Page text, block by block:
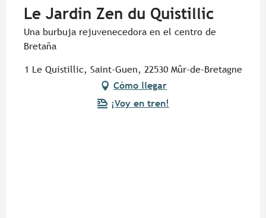
Le Jardin Zen du Quistillic
Una burbuja rejuvenecedora en el centro de
Bretaña
1 Le Quistillic, Saint-Guen, 22530 Mûr-de-Bretagne
Cómo llegar
¡Voy en tren!